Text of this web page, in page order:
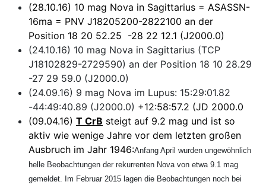
(28.10.16) 10 mag Nova in Sagittarius = ASASSN-
16ma = PNV J18205200-2822100 an der
Position 18 20 52.25 -28 22 12.1 (J2000.0)
(24.10.16) 10 mag Nova in Sagittarius (TCP
J18102829-2729590) an der Position 18 10 28.29
-27 29 59.0 (J2000.0)
(24.09.16) 9 mag Nova im Lupus: 15:29:01.82
-44:49:40.89 (J2000.0) +12:58:57.2 (JD 2000.0
(09.04.16) T CrB steigt auf 9.2 mag und ist so
aktiv wie wenige Jahre vor dem letzten großen
Ausbruch im Jahr 1946:Anfang April wurden ungewöhnlich
helle Beobachtungen der rekurrenten Nova von etwa 9.1 mag
gemeldet. Im Februar 2015 lagen die Beobachtungen noch bei